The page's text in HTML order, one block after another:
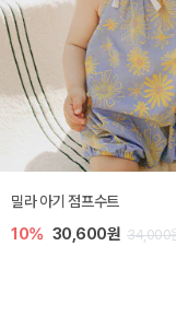
토닉 아기 민소매 티셔츠
20% 11,200원 14,000원